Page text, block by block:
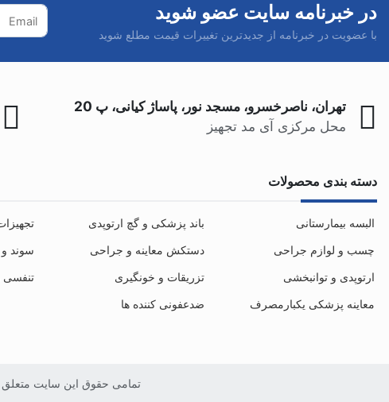
در خبرنامه سایت عضو شوید
با عضویت در خبرنامه از جدیدترین تغییرات قیمت مطلع شوید
تهران، ناصرخسرو، مسجد نور، پاساژ کیانی، پ 20
محل مرکزی آی مد تجهیز
دسته بندی محصولات
البسه بیمارستانی باند پزشکی و گچ ارتوپدی
چسب و لوازم جراحی
دستکش معاینه و جراحی
سوند و
ارتوپدی و توانبخشی
تزریقات و خونگیری
تنفسی
معاینه پزشکی یکبارمصرف
ضدعفونی کننده ها
تمامی حقوق این سایت متعلق